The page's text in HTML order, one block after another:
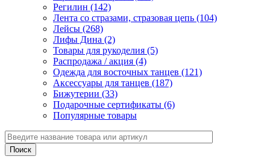
Регилин (142)
Лента со стразами, стразовая цепь (104)
Лейсы (268)
Лифы Дина (2)
Товары для рукоделия (5)
Распродажа / акция (4)
Одежда для восточных танцев (121)
Аксессуары для танцев (187)
Бижутерии (33)
Подарочные сертификаты (6)
Популярные товары